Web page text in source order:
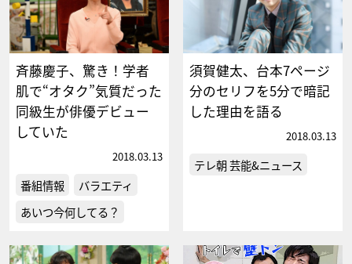
斉藤慶子、驚き！学者
肌で“オタク”気質だった
同級生が俳優デビュー
していた
2018.03.13
番組情報
バラエティ
あいつ今何してる？
須賀健太、台本7ページ
分のセリフを5分で暗記
した理由を語る
2018.03.13
テレ朝 芸能&ニュース